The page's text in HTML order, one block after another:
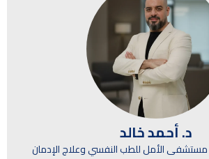
د. أحمد خالد
الأمل للطب النفسي وعلاج الإدمان